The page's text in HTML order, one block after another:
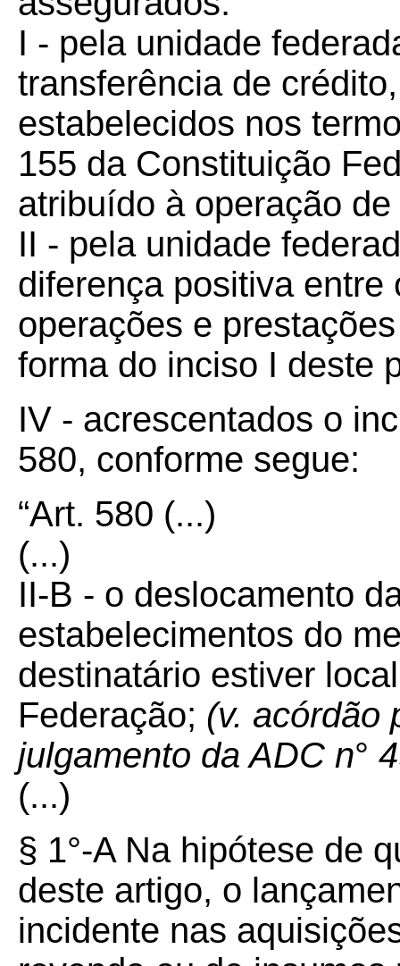
I - pela unidade
transferência de
estabelecidos nos
155 da Constituição
atribuído à operação
II - pela unidade
diferença positiva
operações e
forma do inciso I deste
IV - acrescentados o
580, conforme segue:
“Art. 580 (...)
(...)
II-B - o deslocamento
estabelecimentos do
destinatário estiver
Federação; (v. acórdão
julgamento da ADC n°
(...)
§ 1°-A Na hipótese de
deste artigo, o
incidente nas